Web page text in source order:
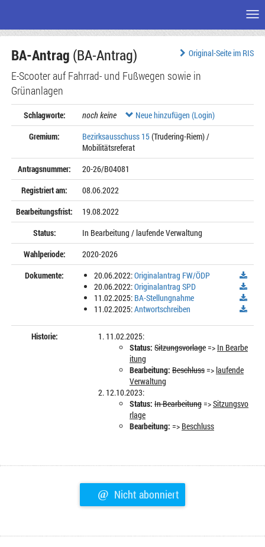
Seiteninhalt
Original-Seite im RIS
BA-Antrag (BA-Antrag)
E-Scooter auf Fahrrad- und Fußwegen sowie in
Grünanlagen
Schlagworte: noch keine
Neue hinzufügen (Login)
Gremium:
Bezirksausschuss 15(Trudering-Riem) /
Mobilitätsreferat
Antragsnummer:
20-26/B04081
Registriert am:
08.06.2022
Bearbeitungsfrist:
19.08.2022
Status:
In Bearbeitung / laufende Verwaltung
Wahlperiode:
2020-2026
Dokumente:
20.06.2022:Originalantrag FW/ÖDP
20.06.2022:Originalantrag SPD
11.02.2025: BA-Stellungnahme
11.02.2025:Antwortschreiben
Historie:
11.02.2025:
Status: Sitzungsvorlage=> In Bearbe
itung
Bearbeitung: Beschluss=>laufende
Verwaltung
12.10.2023:
Status: In Bearbeitung=>Sitzungsvo
rlage
Bearbeitung: => Beschluss
@ Nicht abonniert